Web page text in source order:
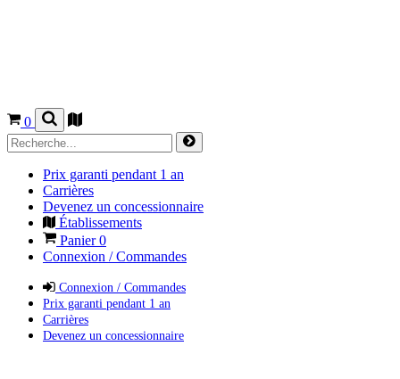
0
Prix garanti pendant 1 an
Carrières
Devenez un concessionnaire
Établissements
Panier0
Connexion / Commandes
Connexion / Commandes
Prix garanti pendant 1 an
Carrières
Devenez un concessionnaire